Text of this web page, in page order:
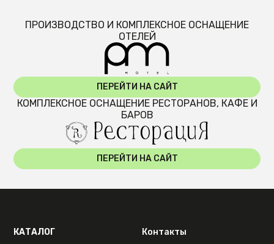
ПРОИЗВОДСТВО И КОМПЛЕКСНОЕ ОСНАЩЕНИЕ
ОТЕЛЕЙ
ПЕРЕЙТИ НА САЙТ
КОМПЛЕКСНОЕ ОСНАЩЕНИЕ РЕСТОРАНОВ, КАФЕ И
БАРОВ
ПЕРЕЙТИ НА САЙТ
КАТАЛОГ
Контакты